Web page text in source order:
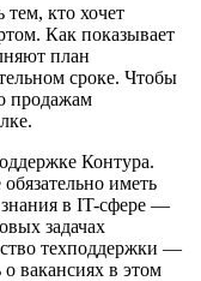
тем, кто хочет
Как показывает
план
сроке. Чтобы
продажам
Контура.
иметь
знания в IT-сфере —
задачах
техподдержки —
о вакансиях в этом